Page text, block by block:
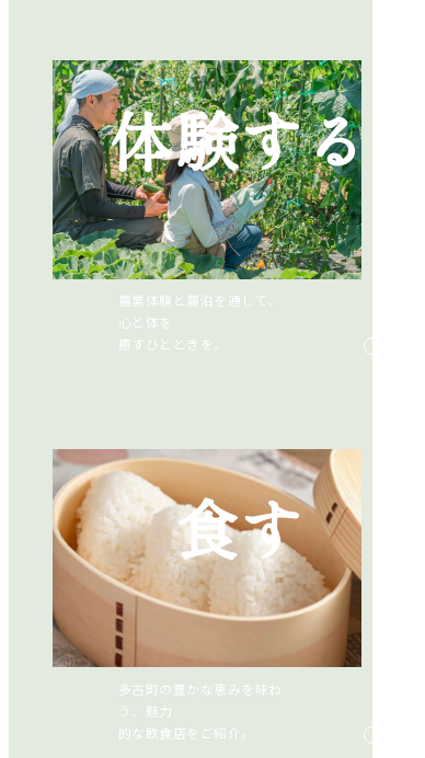
体験する
農業体験と農泊を通して、
心と体を
癒すひとときを。
食す
多古町の豊かな恵みを味わ
う、魅力
的な飲食店をご紹介。